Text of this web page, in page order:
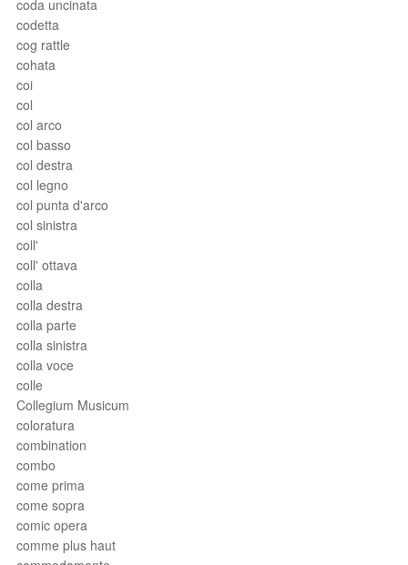
coda uncinata
codetta
cog rattle
cohata
coi
col
col arco
col basso
col destra
col legno
col punta d'arco
col sinistra
coll'
coll' ottava
colla
colla destra
colla parte
colla sinistra
colla voce
colle
Collegium Musicum
coloratura
combination
combo
come prima
come sopra
comic opera
comme plus haut